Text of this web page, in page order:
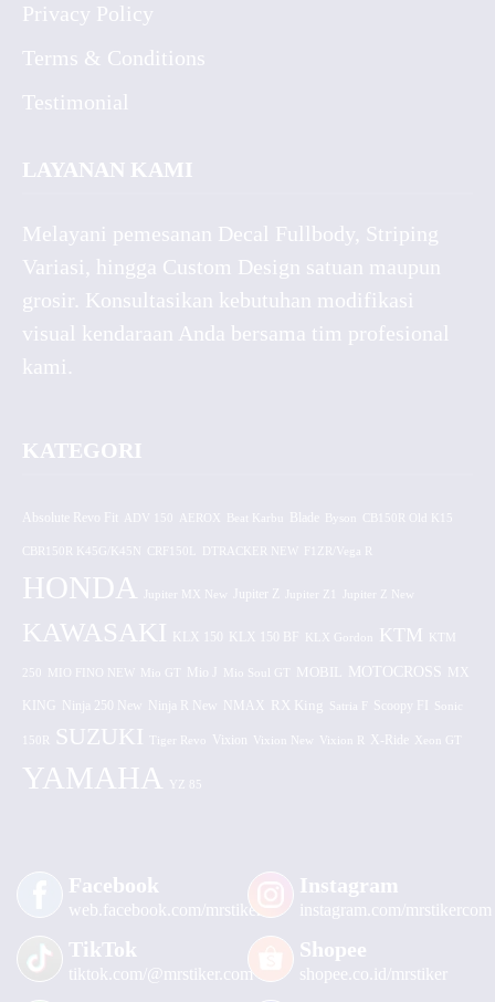
Privacy Policy
Terms & Conditions
Testimonial
LAYANAN KAMI
Melayani pemesanan Decal Fullbody, Striping
Variasi, hingga Custom Design satuan maupun
grosir. Konsultasikan kebutuhan modifikasi
visual kendaraan Anda bersama tim profesional
kami.
KATEGORI
Absolute Revo Fit ADV 150 AEROX CB150R Old K15
CBR150R K45G/K45N CRF150L DTRACKER NEW F1ZR/Vega R
HONDA Jupiter MX New Jupiter Z Jupiter Z1 Jupiter Z New
KAWASAKI KLX 150 KLX 150 BF KLX Gordon KTM KTM
250 MIO FINO NEW Mio GT Mio J Mio Soul GT MOBIL MOTOCROSS MX
KING Ninja 250 New Ninja R New NMAX RX King Satria F Scoopy FI Sonic
150R SUZUKI Tiger Revo Vixion Vixion New Vixion R X-Ride Xeon GT
YAMAHA YZ 85
Facebook
web.facebook.com/mrstiker
Instagram
instagram.com/mrstikercom
TikTok
tiktok.com/@mrstiker.com
Shopee
shopee.co.id/mrstiker